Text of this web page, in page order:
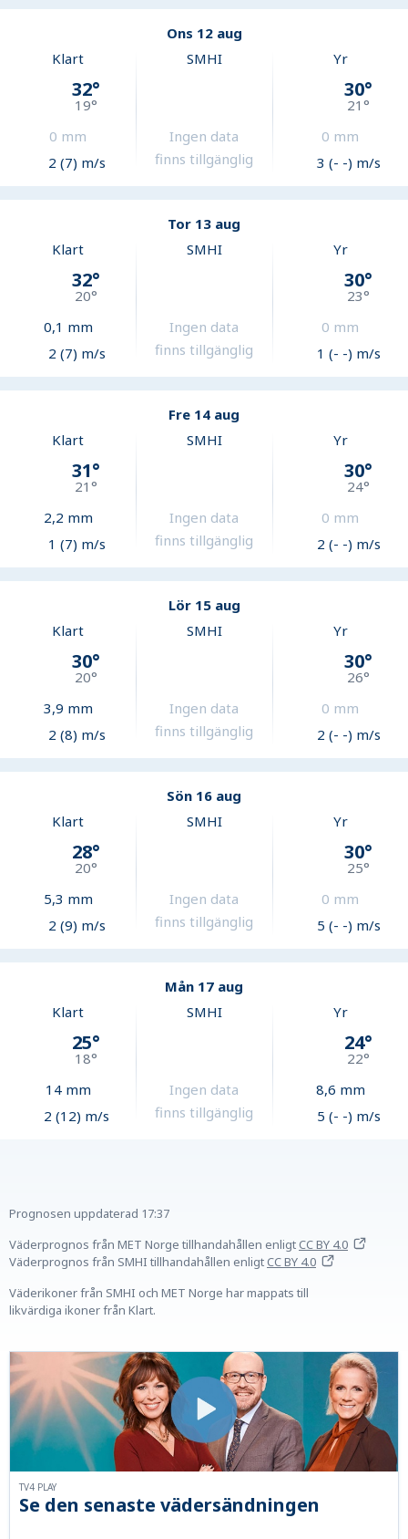
Ons 12 aug
Klart
32°
19°
0 mm
2 (7) m/s
SMHI
Ingen data
finns tillgänglig
Yr
30°
21°
0 mm
3 (- -) m/s
Tor 13 aug
Klart
32°
20°
0,1 mm
2 (7) m/s
SMHI
Ingen data
finns tillgänglig
Yr
30°
23°
0 mm
1 (- -) m/s
Fre 14 aug
Klart
31°
21°
2,2 mm
1 (7) m/s
SMHI
Ingen data
finns tillgänglig
Yr
30°
24°
0 mm
2 (- -) m/s
Lör 15 aug
Klart
30°
20°
3,9 mm
2 (8) m/s
SMHI
Ingen data
finns tillgänglig
Yr
30°
26°
0 mm
2 (- -) m/s
Sön 16 aug
Klart
28°
20°
5,3 mm
2 (9) m/s
SMHI
Ingen data
finns tillgänglig
Yr
30°
25°
0 mm
5 (- -) m/s
Mån 17 aug
Klart
25°
18°
14mm
2 (12) m/s
SMHI
Ingen data
finns tillgänglig
Yr
24°
22°
8,6 mm
5 (- -) m/s
Prognosen uppdaterad 17:37
Väderprognos från MET Norge tillhandahållen enligtCC BY 4.0
Väderprognos från SMHI tillhandahållen enligtCC BY 4.0
Väderikoner från SMHI och MET Norge har mappats till
likvärdiga ikoner från Klart.
Se den senaste vädersändningen
TV4 PLAY